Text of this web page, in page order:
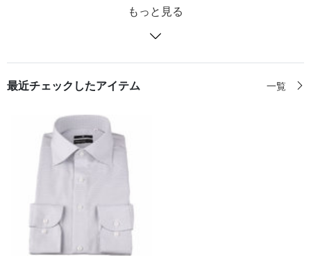
もっと見る
最近チェックしたアイテム 一覧